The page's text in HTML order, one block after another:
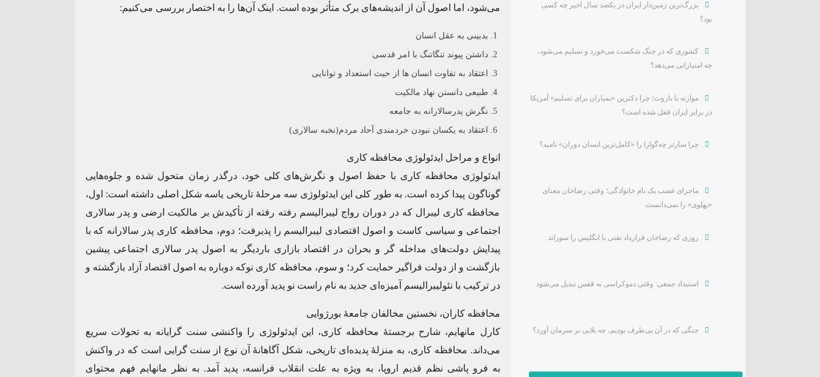
می‌شود، اما اصول آن از اندیشه‌های برک متأثر بوده است. اینک آن‌ها را به اختصار بررسی می‌کنیم:
بدبینی به عقل انسان
داشتن پیوند تنگاتنگ با امر قدسی
اعتقاد به تفاوت انسان ها از حیث استعداد و توانایی
طبیعی دانستن نهاد مالکیت
نگرش پدرسالارانه به جامعه
اعتقاد به یکسان نبودن خردمندی آحاد مردم(نخبه سالاری)
انواع و مراحل ایدئولوژی محافظه کاری
ایدئولوژی محافظه کاری با حفظ اصول و نگرش‌های کلی خود، درگذر زمان متحول شده و جلوه‌هایی
گوناگون پیدا کرده است. به طور کلی این ایدئولوژی سه مرحلهٔ تاریخی یاسه شکل اصلی داشته است: اول،
محافظه کاری لیبرال که در دوران رواج لیبرالیسم رفته رفته از تأکیدش بر مالکیت ارضی و پدر سالاری
اجتماعی و سیاسی کاست و اصول اقتصادی لیبرالیسم را پذیرفت؛ دوم، محافظه کاری پدر سالارانه که با
پیدایش دولت‌های مداخله گر و بحران در اقتصاد بازاری باردیگر به اصول پدر سالاری اجتماعی پیشین
بازگشت و از دولت فراگیر حمایت کرد؛ و سوم، محافظه کاری نوکه دوباره به اصول اقتصاد آزاد بازگشته و
در ترکیب با نئولیبرالیسم آمیزه‌ای جدید به نام راست نو پدید آورده است.
محافظه کاران، نخستین مخالفان جامعهٔ بورژوایی
کارل مانهایم، شارح برجستهٔ محافظه کاری، این ایدئولوژی را واکنشی سنت گرایانه به تحولات سریع
می‌داند. محافظه کاری، به منزلهٔ پدیده‌ای تاریخی، شکل آگاهانهٔ آن نوع از سنت گرایی است که در واکنش
به فرو پاشی نظم قدیم اروپا، به ویژه به علت انقلاب فرانسه، پدید آمد. به نظر مانهایم فهم محتوای
بزرگ‌ترین زمین‌دار ایران در یکصد سال اخیر چه کسی
بود؟
کشوری که در جنگ شکست می‌خورد و تسلیم می‌شود،
چه امتیازاتی می‌دهد؟
موازنه با باروت؛ چرا دکترین «بمباران برای تسلیم» آمریکا
در برابر ایران قفل شده است؟
چرا سارتر چه‌گوارا را «کامل‌ترین انسان دوران» نامید؟
ماجرای غصب یک نام خانوادگی؛ وقتی رضاخان معنای
«پهلوی» را نمی‌دانست
روزی که رضاخان قرارداد نفتی با انگلیس را سوزاند
استبداد جمعی: وقتی دموکراسی به قفس تبدیل می‌شود
جنگی که در آن بی‌طرف بودیم، چه بلایی بر سرمان آورد؟